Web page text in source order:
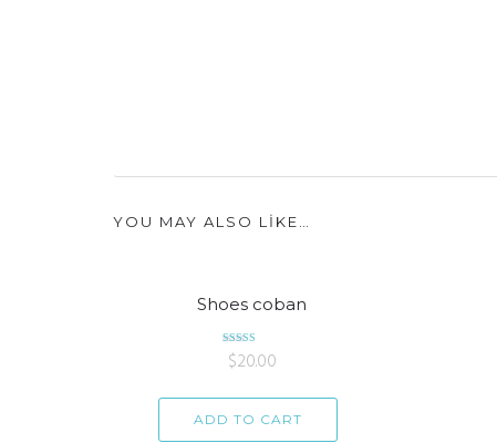
YOU MAY ALSO LIKE…
Shoes coban
Rated
4.50
$20.00
ADD TO CART